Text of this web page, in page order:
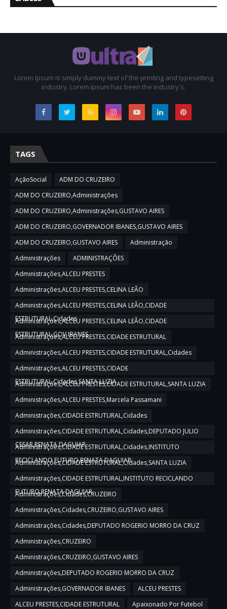
Lorem Ipsum is simply dummy text of the printing and typesetting
industry. Lorem Ipsum has been the industry's.
TAGS
AçãoSocial
ADM DO CRUZEIRO
ADM DO CRUZEIRO,Administrações
ADM DO CRUZEIRO,Administrações,GUSTAVO AIRES
ADM DO CRUZEIRO,GOVERNADOR IBANES,GUSTAVO AIRES
ADM DO CRUZEIRO,GUSTAVO AIRES
Administração
Administrações
ADMINISTRAÇÕES
Administrações,ALCEU PRESTES
Administrações,ALCEU PRESTES,CELINA LEÃO
Administrações,ALCEU PRESTES,CELINA LEÃO,CIDADE
ESTRUTURAL,Cidades
Administrações,ALCEU PRESTES,CELINA LEÃO,CIDADE
ESTRUTURAL,GOV IBANES
Administrações,ALCEU PRESTES,CIDADE ESTRUTURAL
Administrações,ALCEU PRESTES,CIDADE ESTRUTURAL,Cidades
Administrações,ALCEU PRESTES,CIDADE
ESTRUTURAL,Cidades,SANTA LUZIA
Administrações,ALCEU PRESTES,CIDADE ESTRUTURAL,SANTA LUZIA
Administrações,ALCEU PRESTES,Marcela Passamani
Administrações,CIDADE ESTRUTURAL,Cidades
Administrações,CIDADE ESTRUTURAL,Cidades,DEPUTADO JULIO
CESAR,RENATA DAGUIAR
Administrações,CIDADE ESTRUTURAL,Cidades,INSTITUTO
RECICLANDO FUTURO,RENATA DAGUIAR
Administrações,CIDADE ESTRUTURAL,Cidades,SANTA LUZIA
Administrações,CIDADE ESTRUTURAL,INSTITUTO RECICLANDO
FUTURO,RENATA DAGUIAR
Administrações,Cidades,CRUZEIRO
Administrações,Cidades,CRUZEIRO,GUSTAVO AIRES
Administrações,Cidades,DEPUTADO ROGERIO MORRO DA CRUZ
Administrações,CRUZEIRO
Administrações,CRUZEIRO,GUSTAVO AIRES
Administrações,DEPUTADO ROGERIO MORRO DA CRUZ
Administrações,GOVERNADOR IBANES
ALCEU PRESTES
ALCEU PRESTES,CIDADE ESTRUTURAL
Apaixonado Por Futebol